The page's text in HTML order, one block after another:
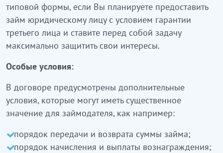
типовой формы, если Вы планируете предоставить
займ юридическому лицу с условием гарантии
третьего лица и ставите перед собой задачу
максимально защитить свои интересы.
Особые условия:
В договоре предусмотрены дополнительные
условия, которые могут иметь существенное
значение для займодателя, как например:
порядок передачи и возврата суммы займа;
порядок начисления и выплаты вознаграждения;